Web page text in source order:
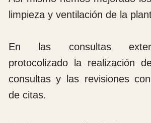
Cuaderno de Bitácora
Expedición 93 de COEM al Hospital de Notre
Dame de la Santé.
Buenos días, son las 4:30 horas y nos